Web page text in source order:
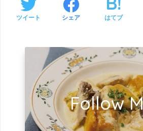
ツイート シェア はてブ
Follow